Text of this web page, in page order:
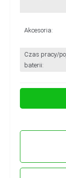
Akcesoria:
Czas pracy/
baterii: